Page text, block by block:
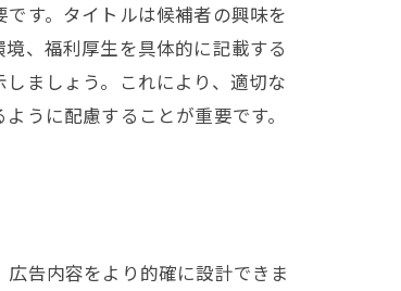
す。タイトルは候補者の興味を
、福利厚生を具体的に記載する
ましょう。これにより、適切な
うに配慮することが重要です。
告内容をより的確に設計できま